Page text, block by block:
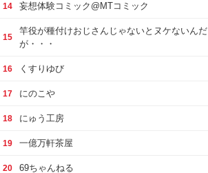
14 妄想体験コミック@MTコミック
15
竿役が種付けおじさんじゃないとヌケないんだ
が・・・
16 くすりゆび
17 にのこや
18 にゅう工房
19 一億万軒茶屋
20 69ちゃんねる